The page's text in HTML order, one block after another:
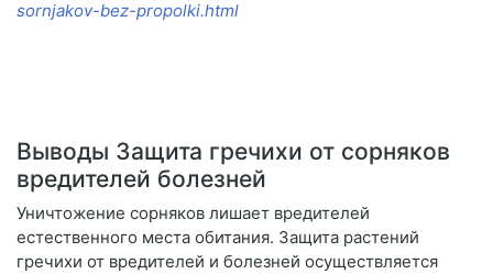
sornjakov-bez-propolki.html
Выводы Защита гречихи от сорняков
вредителей болезней
Уничтожение сорняков лишает вредителей
естественного места обитания. Защита растений
гречихи от вредителей и болезней осуществляется